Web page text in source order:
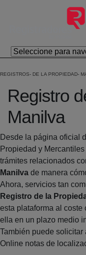
Salta al contingut
REGISTROS DE LA PROPIEDAD
Registro
Manilva
Desde la página oficial
Propiedad y
trámites relacionados
Manilva de manera
Ahora, servicios tan
Registro de la
esta plataforma al coste
ella en un plazo medio
También puede
Online notas de